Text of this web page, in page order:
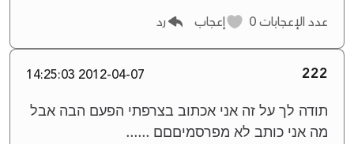
عدد الإعجابات إعجاب رد
222
2012-04-07 14:25:03
תודה לך על זה אני אכתוב בצרפתי הפעם הבה אבל
מה אני כותב לא מפרסמיםםם ......